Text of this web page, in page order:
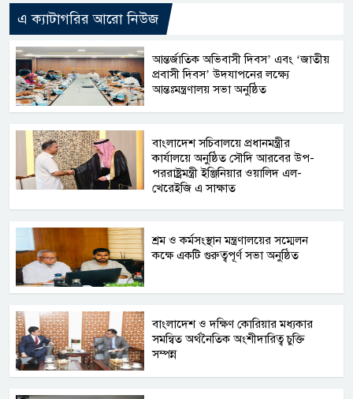
এ ক্যাটাগরির আরো নিউজ
আন্তর্জাতিক অভিবাসী দিবস’ এবং ‘জাতীয়
প্রবাসী দিবস’ উদযাপনের লক্ষ্যে
আন্তঃমন্ত্রণালয় সভা অনুষ্ঠিত
বাংলাদেশ সচিবালয়ে প্রধানমন্ত্রীর
কার্যালয়ে অনুষ্ঠিত সৌদি আরবের উপ-
পররাষ্ট্রমন্ত্রী ইঞ্জিনিয়ার ওয়ালিদ এল-
খেরেইজি এ সাক্ষাত
শ্রম ও কর্মসংস্থান মন্ত্রণালয়ের সম্মেলন
কক্ষে একটি গুরুত্বপূর্ণ সভা অনুষ্ঠিত
বাংলাদেশ ও দক্ষিণ কোরিয়ার মধ্যকার
সমন্বিত অর্থনৈতিক অংশীদারিত্ব চুক্তি
সম্পন্ন